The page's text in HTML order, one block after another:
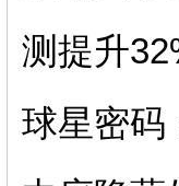
测提升
球星密码